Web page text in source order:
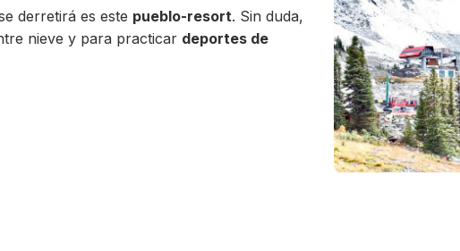
derretirá es este pueblo-resort. Sin duda,
nieve y para practicar deportes de